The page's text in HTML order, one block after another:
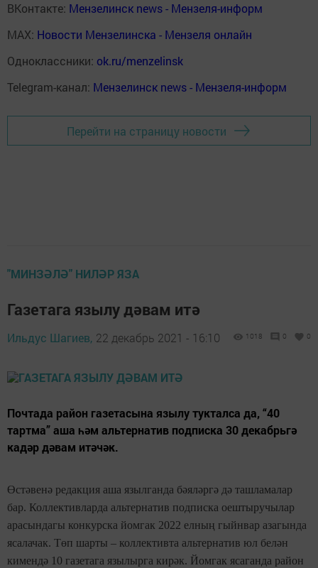
ВКонтакте: Мензелинск news - Мензеля-информ
MAX: Новости Мензелинска - Мензеля онлайн
Одноклассники: ok.ru/menzelinsk
Telegram-канал: Мензелинск news - Мензеля-информ
Перейти на страницу новости
"МИНЗӘЛӘ" НИЛӘР ЯЗА
Газетага язылу дәвам итә
Ильдус Шагиев, 22 декабрь 2021 - 16:10 1018 0 0
Почтада район газетасына язылу тукталса да, “40
тартма” аша һәм альтернатив подписка 30 декабрьгә
кадәр дәвам итәчәк.
Өстәвенә редакция аша язылганда бәяләргә дә ташламалар
бар. Коллективларда альтернатив подписка оештыручылар
арасындагы конкурска йомгак 2022 елның гыйнвар азагында
ясалачак. Төп шарты – коллективта альтернатив юл белән
кимендә 10 газетага язылырга кирәк. Йомгак ясаганда район